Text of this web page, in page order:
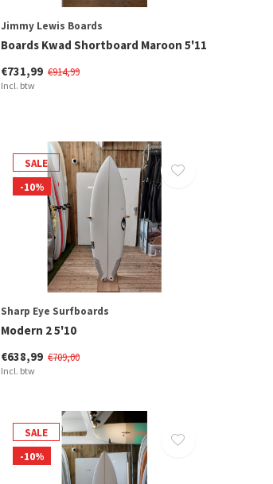
Jimmy Lewis Boards
Boards Kwad Shortboard Maroon 5'11
€731,99 €914,99
Incl. btw
SALE
-10%
Sharp Eye Surfboards
Modern 2 5'10
€638,99 €709,00
Incl. btw
SALE
-10%